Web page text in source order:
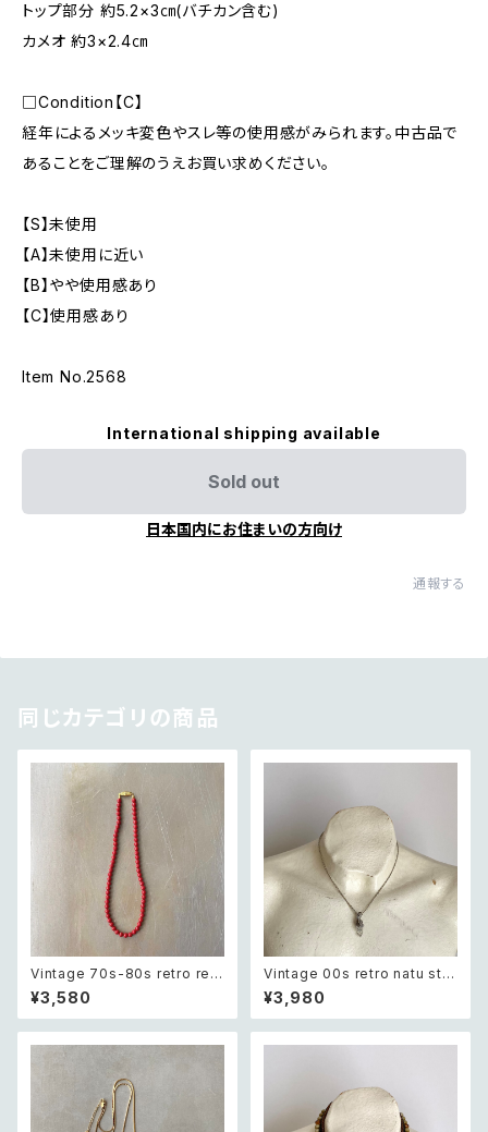
トップ部分 約5.2×3㎝(バチカン含む)
カメオ 約3×2.4㎝
□Condition【C】
経年によるメッキ変色やスレ等の使用感がみられます。中古品で
あることをご理解のうえお買い求めください。
【S】未使用
【A】未使用に近い
【B】やや使用感あり
【C】使用感あり
Item No.2568
International shipping available
Sold out
日本国内にお住まいの方向け
通報する
同じカテゴリの商品
Vintage 70s-80s retro red
beads necklace レトロ ヴィ
ンテージ アクセサリー レッド 赤
ビーズ ネックレス
¥3,580
Vintage 00s retro natu sto
ne quartz wire work neckla
ce レトロ ヴィンテージ アクセ
サリー 天然石 クオーツ ワイヤ
¥3,980